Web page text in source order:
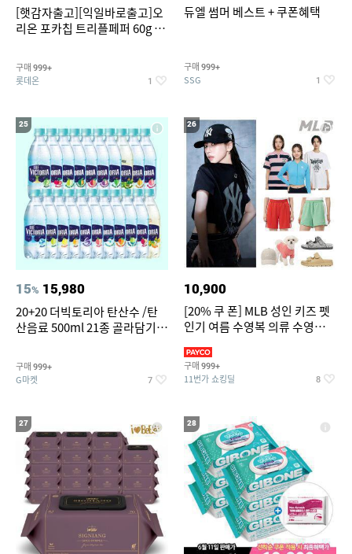
[햇감자출고][익일바로출고]오
리온 포카칩 트리플페퍼 60g 12
구매 999+
롯데온 1
듀엘 썸머 베스트 + 쿠폰혜택
구매 999+
SSG 1
25
15% 15,980
20+20 더빅토리아 탄산수 /탄
산음료 500ml 21종 골라담기
구매 999+
G마켓 7
26
10,900
[20% 쿠 폰] MLB 성인 키즈 펫
인기 여름 수영복 의류 수영복
구매 999+
11번가 쇼킹딜 8
27 28